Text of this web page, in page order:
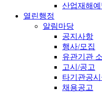
산업재해
열린행정
알림마당
공지사항
행사/모집
유관기관
고시/공고
타기관공
채용공고